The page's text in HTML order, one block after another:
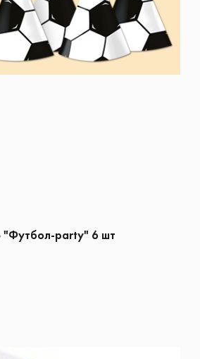
"Футбол-party" 6 шт